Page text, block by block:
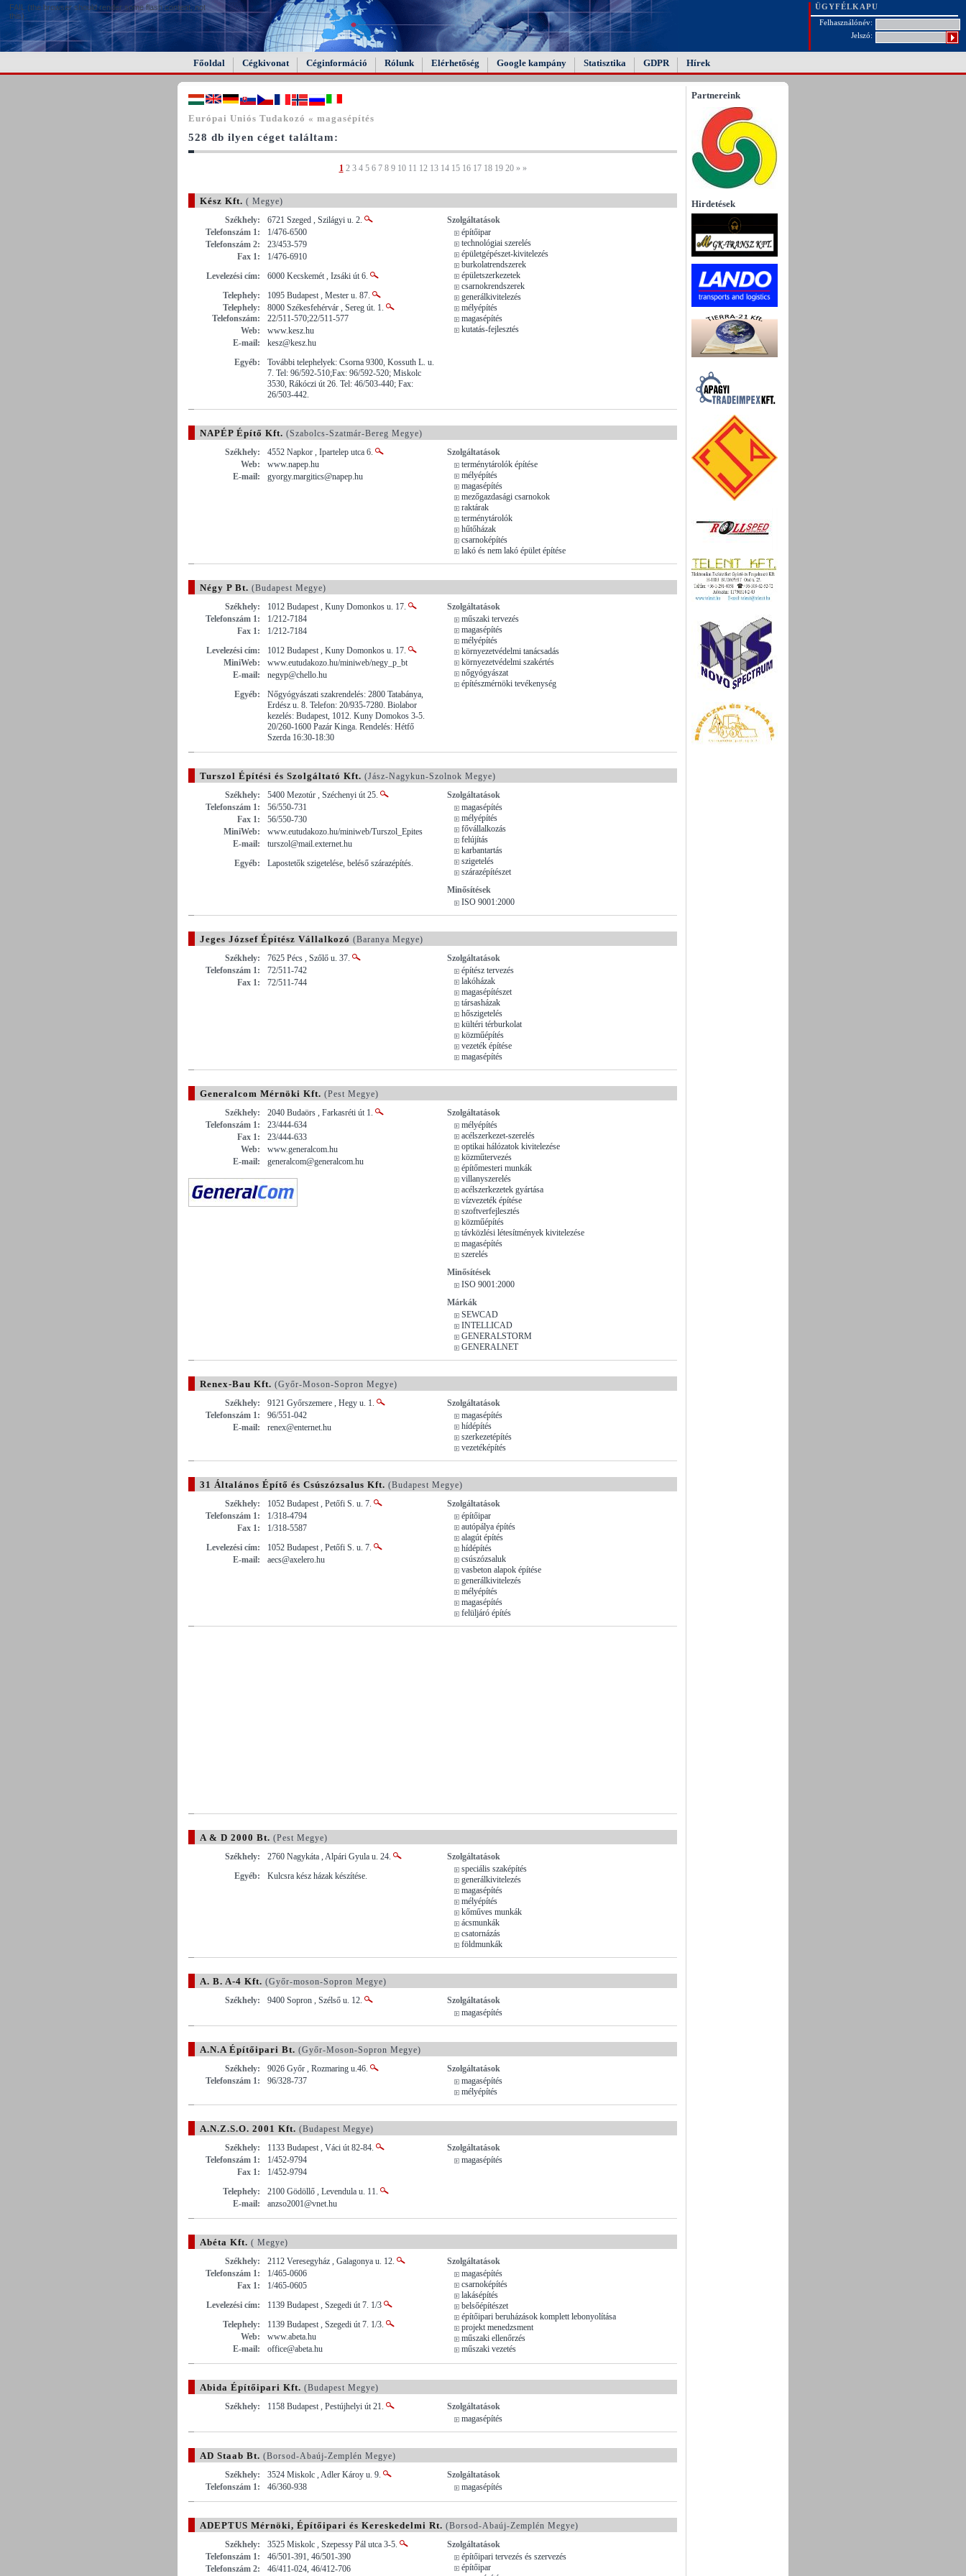
FAIL (the browser should render some flash content, not
this).
ÜGYFÉLKAPU
Felhasználónév:
Jelszó:
Főoldal Cégkivonat Céginformáció Rólunk Elérhetőség Google kampány Statisztika GDPR Hírek
Európai Uniós Tudakozó « magasépítés
528 db ilyen céget találtam:
1 2 3 4 5 6 7 8 9 10 11 12 13 14 15 16 17 18 19 20 » »
Kész Kft. ( Megye)
Székhely:
6721 Szeged , Szilágyi u. 2.
Telefonszám 1:
1/476-6500
Telefonszám 2:
23/453-579
Fax 1:
1/476-6910
Levelezési cím:
6000 Kecskemét , Izsáki út 6.
Telephely:
1095 Budapest , Mester u. 87.
Telephely:
8000 Székesfehérvár , Sereg út. 1.
Telefonszám:
22/511-570;22/511-577
Web:
www.kesz.hu
E-mail:
kesz@kesz.hu
Egyéb:
További telephelyek: Csorna 9300, Kossuth L. u.
7. Tel: 96/592-510;Fax: 96/592-520; Miskolc
3530, Rákóczi út 26. Tel: 46/503-440; Fax:
26/503-442.
Szolgáltatások
építőipar
technológiai szerelés
épületgépészet-kivitelezés
burkolatrendszerek
épületszerkezetek
csarnokrendszerek
generálkivitelezés
mélyépítés
magasépítés
kutatás-fejlesztés
NAPÉP Építő Kft. (Szabolcs-Szatmár-Bereg Megye)
Székhely:
4552 Napkor , Ipartelep utca 6.
Web:
www.napep.hu
E-mail:
gyorgy.margitics@napep.hu
Szolgáltatások
terménytárolók építése
mélyépítés
magasépítés
mezőgazdasági csarnokok
raktárak
terménytárolók
hűtőházak
csarnoképítés
lakó és nem lakó épület építése
Négy P Bt. (Budapest Megye)
Székhely:
1012 Budapest , Kuny Domonkos u. 17.
Telefonszám 1:
1/212-7184
Fax 1:
1/212-7184
Levelezési cím:
1012 Budapest , Kuny Domonkos u. 17.
MiniWeb:
www.eutudakozo.hu/miniweb/negy_p_bt
E-mail:
negyp@chello.hu
Egyéb:
Nőgyógyászati szakrendelés: 2800 Tatabánya,
Erdész u. 8. Telefon: 20/935-7280. Biolabor
kezelés: Budapest, 1012. Kuny Domokos 3-5.
20/260-1600 Pazár Kinga. Rendelés: Hétfő
Szerda 16:30-18:30
Szolgáltatások
műszaki tervezés
magasépítés
mélyépítés
környezetvédelmi tanácsadás
környezetvédelmi szakértés
nőgyógyászat
építészmérnöki tevékenység
Turszol Építési és Szolgáltató Kft. (Jász-Nagykun-Szolnok Megye)
Székhely:
5400 Mezotúr , Széchenyi út 25.
Telefonszám 1:
56/550-731
Fax 1:
56/550-730
MiniWeb:
www.eutudakozo.hu/miniweb/Turszol_Epites
E-mail:
turszol@mail.externet.hu
Egyéb:
Lapostetők szigetelése, beléső szárazépítés.
Szolgáltatások
magasépítés
mélyépítés
fővállalkozás
felújítás
karbantartás
szigetelés
szárazépítészet
Minősítések
ISO 9001:2000
Jeges József Építész Vállalkozó (Baranya Megye)
Székhely:
7625 Pécs , Szőlő u. 37.
Telefonszám 1:
72/511-742
Fax 1:
72/511-744
Szolgáltatások
építész tervezés
lakóházak
magasépítészet
társasházak
hőszigetelés
kültéri térburkolat
közműépítés
vezeték építése
magasépítés
Generalcom Mérnöki Kft. (Pest Megye)
Székhely:
2040 Budaörs , Farkasréti út 1.
Telefonszám 1:
23/444-634
Fax 1:
23/444-633
Web:
www.generalcom.hu
E-mail:
generalcom@generalcom.hu
Szolgáltatások
mélyépítés
acélszerkezet-szerelés
optikai hálózatok kivitelezése
közműtervezés
építőmesteri munkák
villanyszerelés
acélszerkezetek gyártása
vízvezeték építése
szoftverfejlesztés
közműépítés
távközlési létesítmények kivitelezése
magasépítés
szerelés
Minősítések
ISO 9001:2000
Márkák
SEWCAD
INTELLICAD
GENERALSTORM
GENERALNET
Renex-Bau Kft. (Győr-Moson-Sopron Megye)
Székhely:
9121 Győrszemere , Hegy u. 1.
Telefonszám 1:
96/551-042
E-mail:
renex@enternet.hu
Szolgáltatások
magasépítés
hídépítés
szerkezetépítés
vezetéképítés
31 Általános Építő és Csúszózsalus Kft. (Budapest Megye)
Székhely:
1052 Budapest , Petőfi S. u. 7.
Telefonszám 1:
1/318-4794
Fax 1:
1/318-5587
Levelezési cím:
1052 Budapest , Petőfi S. u. 7.
E-mail:
aecs@axelero.hu
Szolgáltatások
építőipar
autópálya építés
alagút építés
hídépítés
csúszózsaluk
vasbeton alapok építése
generálkivitelezés
mélyépítés
magasépítés
felüljáró építés
A & D 2000 Bt. (Pest Megye)
Székhely:
2760 Nagykáta , Alpári Gyula u. 24.
Egyéb:
Kulcsra kész házak készítése.
Szolgáltatások
speciális szaképítés
generálkivitelezés
magasépítés
mélyépítés
kőműves munkák
ácsmunkák
csatornázás
földmunkák
A. B. A-4 Kft. (Győr-moson-Sopron Megye)
Székhely:
9400 Sopron , Szélső u. 12.
Szolgáltatások
magasépítés
A.N.A Építőipari Bt. (Győr-Moson-Sopron Megye)
Székhely:
9026 Győr , Rozmaring u.46.
Telefonszám 1:
96/328-737
Szolgáltatások
magasépítés
mélyépítés
A.N.Z.S.O. 2001 Kft. (Budapest Megye)
Székhely:
1133 Budapest , Váci út 82-84.
Telefonszám 1:
1/452-9794
Fax 1:
1/452-9794
Telephely:
2100 Gödöllő , Levendula u. 11.
E-mail:
anzso2001@vnet.hu
Szolgáltatások
magasépítés
Abéta Kft. ( Megye)
Székhely:
2112 Veresegyház , Galagonya u. 12.
Telefonszám 1:
1/465-0606
Fax 1:
1/465-0605
Levelezési cím:
1139 Budapest , Szegedi út 7. 1/3
Telephely:
1139 Budapest , Szegedi út 7. 1/3.
Web:
www.abeta.hu
E-mail:
office@abeta.hu
Szolgáltatások
magasépítés
csarnoképítés
lakásépítés
belsőépítészet
építőipari beruházások komplett lebonyolítása
projekt menedzsment
műszaki ellenőrzés
műszaki vezetés
Abida Építőipari Kft. (Budapest Megye)
Székhely:
1158 Budapest , Pestújhelyi út 21.
Szolgáltatások
magasépítés
AD Staab Bt. (Borsod-Abaúj-Zemplén Megye)
Székhely:
3524 Miskolc , Adler Károy u. 9.
Telefonszám 1:
46/360-938
Szolgáltatások
magasépítés
ADEPTUS Mérnöki, Építőipari és Kereskedelmi Rt. (Borsod-Abaúj-Zemplén Megye)
Székhely:
3525 Miskolc , Szepessy Pál utca 3-5.
Telefonszám 1:
46/501-391, 46/501-390
Telefonszám 2:
46/411-024, 46/412-706
Szolgáltatások
építőipari tervezés és szervezés
építőipar
Partnereink
Hirdetések